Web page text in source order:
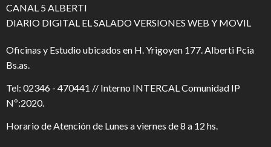
CANAL 5 ALBERTI
DIARIO DIGITAL EL SALADO VERSIONES WEB Y MOVIL
Oficinas y Estudio ubicados en H. Yrigoyen 177. Alberti Pcia
Bs.as.
Tel: 02346 - 470441 // Interno INTERCAL Comunidad IP
Nº:2020.
Horario de Atención de Lunes a viernes de 8 a 12 hs.